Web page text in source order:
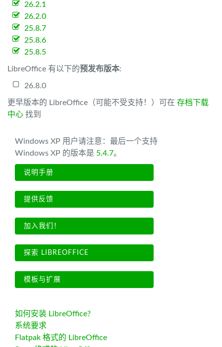
26.2.1
26.2.0
25.8.7
25.8.6
25.8.5
LibreOffice 有以下的预发布版本:
26.8.0
更早版本的 LibreOffice（可能不受支持！）可在 存档下载
中心 找到
Windows XP 用户请注意：最后一个支持
Windows XP 的版本是 5.4.7。
说明手册
提供反馈
加入我们！
探索 LIBREOFFICE
模板与扩展
如何安装 LibreOffice?
系统要求
Flatpak 格式的 LibreOffice